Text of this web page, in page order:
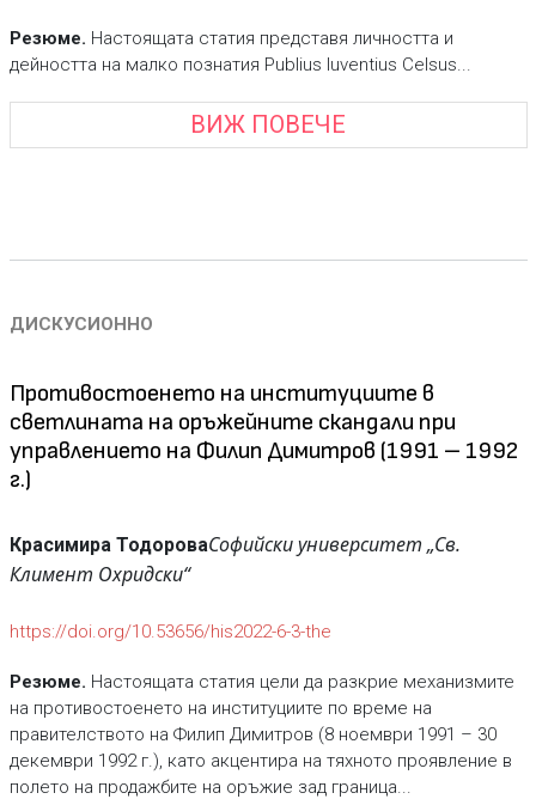
Резюме. Настоящата статия представя личността и
дейността на малко познатия Publius Iuventius Celsus...
ВИЖ ПОВЕЧЕ
ДИСКУСИОННО
Противостоенето на институциите в
светлината на оръжейните скандали при
управлението на Филип Димитров (1991 – 1992
г.)
Красимира ТодороваСофийски университет „Св.
Климент Охридски“
https://doi.org/10.53656/his2022-6-3-the
Резюме. Настоящата статия цели да разкрие механизмите
на противостоенето на институциите по време на
правителството на Филип Димитров (8 ноември 1991 – 30
декември 1992 г.), като акцентира на тяхното проявление в
полето на продажбите на оръжие зад граница...